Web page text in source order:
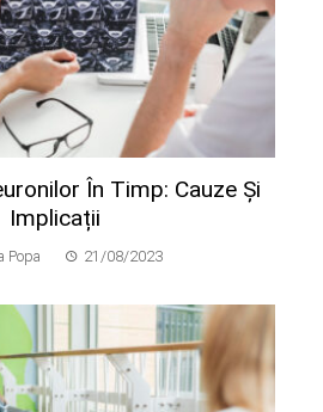
În Timp: Cauze Și
Implicații
Popa 21/08/2023